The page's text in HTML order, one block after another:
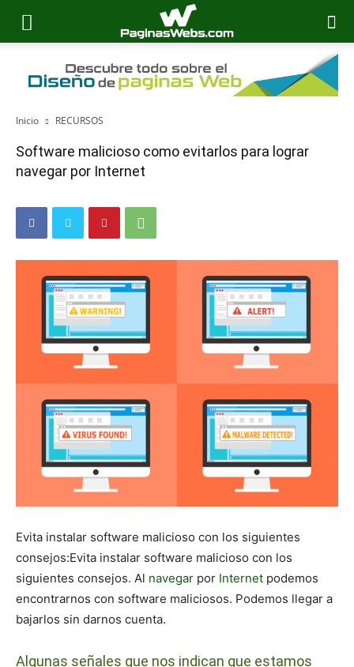
Inicio RECURSOS
Software malicioso como evitarlos para lograr
navegar por Internet
Evita instalar software malicioso con los siguientes
consejos:Evita instalar software malicioso con los
siguientes consejos. Al navegar por Internet podemos
encontrarnos con software maliciosos. Podemos llegar a
bajarlos sin darnos cuenta.
Algunas señales que nos indican que estamos